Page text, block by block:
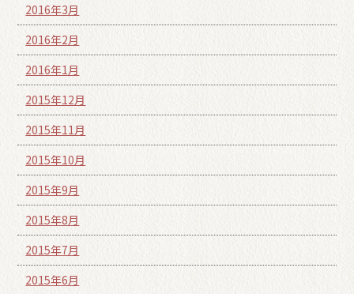
2016年3月
2016年2月
2016年1月
2015年12月
2015年11月
2015年10月
2015年9月
2015年8月
2015年7月
2015年6月